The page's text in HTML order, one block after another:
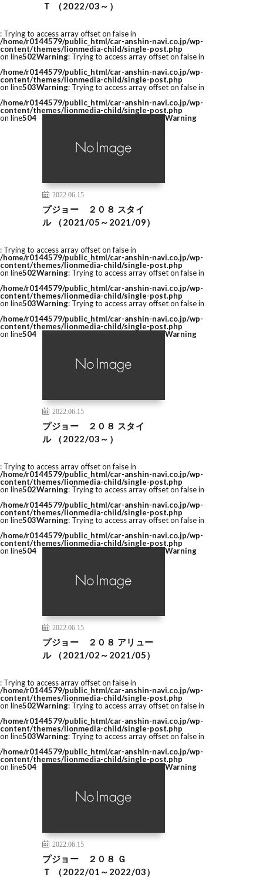
Ｔ （2022/03～）
: Trying to access array offset on false in
/home/r0144579/public_html/car-anshin-navi.co.jp/wp-
content/themes/lionmedia-child/single-post.php
on line502Warning: Trying to access array offset on false in
/home/r0144579/public_html/car-anshin-navi.co.jp/wp-
content/themes/lionmedia-child/single-post.php
on line503Warning: Trying to access array offset on false in
/home/r0144579/public_html/car-anshin-navi.co.jp/wp-
content/themes/lionmedia-child/single-post.php
on line504
2022.06.15
プジョー ２０８ スタイ
ル （2021/05～2021/09）
Warning
: Trying to access array offset on false in
/home/r0144579/public_html/car-anshin-navi.co.jp/wp-
content/themes/lionmedia-child/single-post.php
on line502Warning: Trying to access array offset on false in
/home/r0144579/public_html/car-anshin-navi.co.jp/wp-
content/themes/lionmedia-child/single-post.php
on line503Warning: Trying to access array offset on false in
/home/r0144579/public_html/car-anshin-navi.co.jp/wp-
content/themes/lionmedia-child/single-post.php
on line504
2022.06.15
プジョー ２０８ スタイ
ル （2022/03～）
Warning
: Trying to access array offset on false in
/home/r0144579/public_html/car-anshin-navi.co.jp/wp-
content/themes/lionmedia-child/single-post.php
on line502Warning: Trying to access array offset on false in
/home/r0144579/public_html/car-anshin-navi.co.jp/wp-
content/themes/lionmedia-child/single-post.php
on line503Warning: Trying to access array offset on false in
/home/r0144579/public_html/car-anshin-navi.co.jp/wp-
content/themes/lionmedia-child/single-post.php
on line504
2022.06.15
プジョー ２０８ アリュー
ル （2021/02～2021/05）
Warning
: Trying to access array offset on false in
/home/r0144579/public_html/car-anshin-navi.co.jp/wp-
content/themes/lionmedia-child/single-post.php
on line502Warning: Trying to access array offset on false in
/home/r0144579/public_html/car-anshin-navi.co.jp/wp-
content/themes/lionmedia-child/single-post.php
on line503Warning: Trying to access array offset on false in
/home/r0144579/public_html/car-anshin-navi.co.jp/wp-
content/themes/lionmedia-child/single-post.php
on line504
2022.06.15
プジョー ２０８ Ｇ
Ｔ （2022/01～2022/03）
Warning